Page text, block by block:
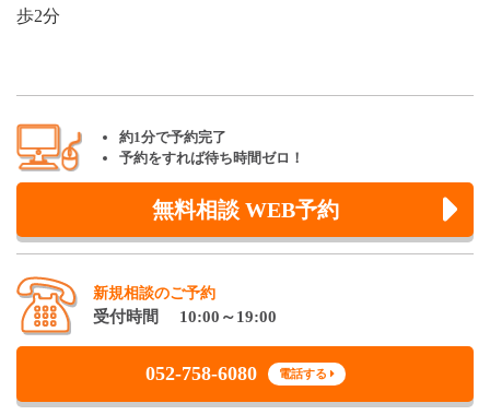
歩2分
約1分で予約完了
予約をすれば待ち時間ゼロ！
無料相談 WEB予約
新規相談のご予約
受付時間 10:00～19:00
052-758-6080 電話する